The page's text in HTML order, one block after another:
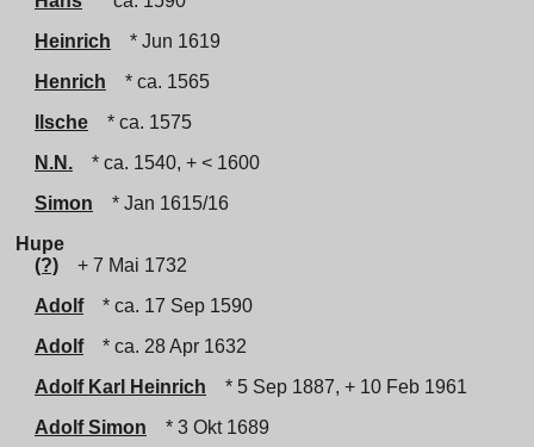
Heinrich
* Jun 1619
Henrich
* ca. 1565
Ilsche
* ca. 1575
N.N.
* ca. 1540, + < 1600
Simon
* Jan 1615/16
Hupe
(?)
+ 7 Mai 1732
Adolf
* ca. 17 Sep 1590
Adolf
* ca. 28 Apr 1632
Adolf Karl Heinrich
* 5 Sep 1887, + 10 Feb 1961
Adolf Simon
* 3 Okt 1689